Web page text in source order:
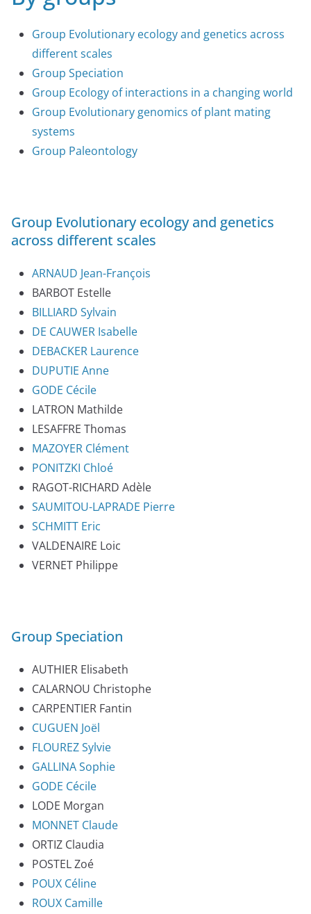
Group Evolutionary ecology and genetics across
different scales
Group Speciation
Group Ecology of interactions in a changing world
Group Evolutionary genomics of plant mating
systems
Group Paleontology
Group Evolutionary ecology and genetics
across different scales
ARNAUD Jean-François
BARBOT Estelle
BILLIARD Sylvain
DE CAUWER Isabelle
DEBACKER Laurence
DUPUTIE Anne
GODE Cécile
LATRON Mathilde
LESAFFRE Thomas
MAZOYER Clément
PONITZKI Chloé
RAGOT-RICHARD Adèle
SAUMITOU-LAPRADE Pierre
SCHMITT Eric
VALDENAIRE Loic
VERNET Philippe
Group Speciation
AUTHIER Elisabeth
CALARNOU Christophe
CARPENTIER Fantin
CUGUEN Joël
FLOUREZ Sylvie
GALLINA Sophie
GODE Cécile
LODE Morgan
MONNET Claude
ORTIZ Claudia
POSTEL Zoé
POUX Céline
ROUX Camille